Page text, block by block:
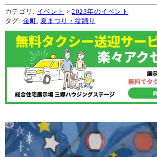
カテゴリ: イベント >2023年のイベント
タグ: 金町 夏まつり・盆踊り